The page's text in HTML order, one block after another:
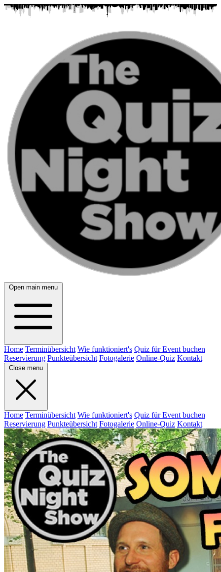
Open main menu
Home Terminübersicht Wie funktioniert's Quiz für Event buchen
Reservierung Punkteübersicht Fotogalerie Online-Quiz Kontakt
Close menu
Home Terminübersicht Wie funktioniert's Quiz für Event buchen
Reservierung Punkteübersicht Fotogalerie Online-Quiz Kontakt